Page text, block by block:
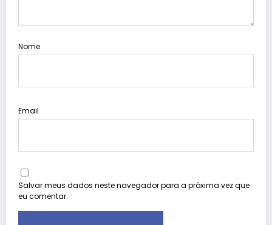
Nome
Email
Salvar meus dados neste navegador para a próxima vez que
eu comentar.